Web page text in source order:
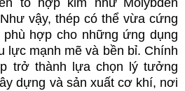
tố hợp kim như Molybden
Như vậy, thép có thể vừa cứng
hợp cho những ứng dụng
lực mạnh mẽ và bền bỉ. Chính
trở thành lựa chọn lý tưởng
dựng và sản xuất cơ khí, nơi